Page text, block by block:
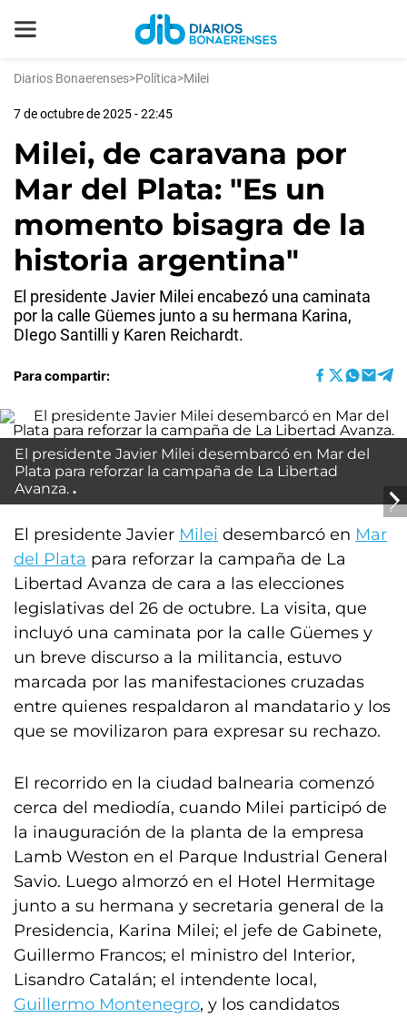
Diarios Bonaerenses>Política>Milei
7 de octubre de 2025 - 22:45
Milei, de caravana por
Mar del Plata: "Es un
momento bisagra de la
historia argentina"
El presidente Javier Milei encabezó una caminata
por la calle Güemes junto a su hermana Karina,
DIego Santilli y Karen Reichardt.
Para compartir:
El presidente Javier Milei desembarcó en Mar del
Plata para reforzar la campaña de La Libertad
Avanza.
El presidente Javier Milei desembarcó en Mar
del Plata para reforzar la campaña de La
Libertad Avanza de cara a las elecciones
legislativas del 26 de octubre. La visita, que
incluyó una caminata por la calle Güemes y
un breve discurso a la militancia, estuvo
marcada por las manifestaciones cruzadas
entre quienes respaldaron al mandatario y los
que se movilizaron para expresar su rechazo.
El recorrido en la ciudad balnearia comenzó
cerca del mediodía, cuando Milei participó de
la inauguración de la planta de la empresa
Lamb Weston en el Parque Industrial General
Savio. Luego almorzó en el Hotel Hermitage
junto a su hermana y secretaria general de la
Presidencia, Karina Milei; el jefe de Gabinete,
Guillermo Francos; el ministro del Interior,
Lisandro Catalán; el intendente local,
Guillermo Montenegro, y los candidatos